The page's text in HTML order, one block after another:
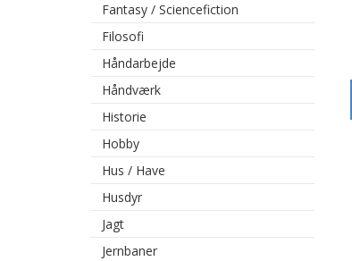
Fantasy / Sciencefiction
Filosofi
Håndarbejde
Håndværk
Historie
Hobby
Hus / Have
Husdyr
Jagt
Jernbaner